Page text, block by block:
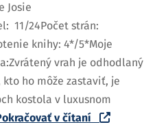
Josie
11/24Počet strán:
knihy: 4*/5*Moje
vrah je odhodlaný
ho môže zastaviť, je
kostola v luxusnom
v čítaní